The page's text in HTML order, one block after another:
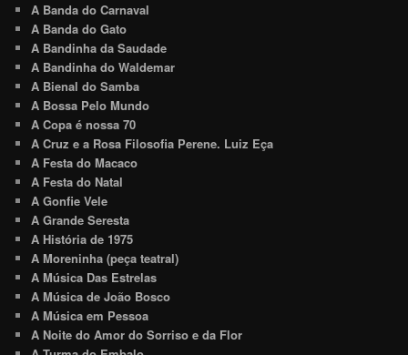
A Banda do Carnaval
A Banda do Gato
A Bandinha da Saudade
A Bandinha do Waldemar
A Bienal do Samba
A Bossa Pelo Mundo
A Copa é nossa 70
A Cruz e a Rosa Filosofia Perene. Luiz Eça
A Festa do Macaco
A Festa do Natal
A Gonfie Vele
A Grande Seresta
A História de 1975
A Moreninha (peça teatral)
A Música Das Estrelas
A Música de João Bosco
A Música em Pessoa
A Noite do Amor do Sorriso e da Flor